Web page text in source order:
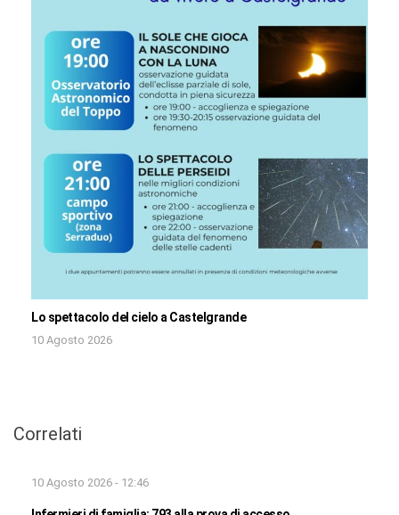
Lo spettacolo del cielo a Castelgrande
10 Agosto 2026
Correlati
10 Agosto 2026 - 12:46